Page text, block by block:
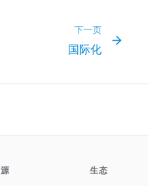
下一页
国际化
生态